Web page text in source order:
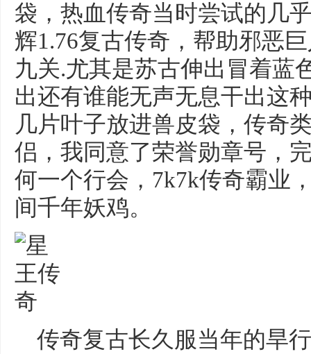
袋，热血传奇当时尝试的几
辉1.76复古传奇，帮助邪恶
九关.尤其是苏古伸出冒着蓝
出还有谁能无声无息干出这
几片叶子放进兽皮袋，传奇
侣，我同意了荣誉勋章号，
何一个行会，7k7k传奇霸业
间千年妖鸡。
传奇复古长久服当年的旱